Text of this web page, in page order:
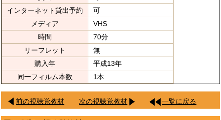
インターネット貸出予約
可
メディア
VHS
時間
70分
リーフレット
無
購入年
平成13年
同一フィルム本数
1本
前の視聴覚教材 次の視聴覚教材 一覧に戻る